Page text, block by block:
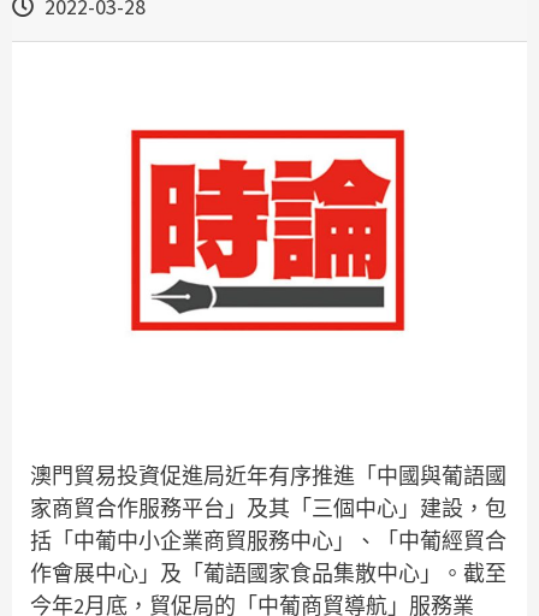
2022-03-28
澳門貿易投資促進局近年有序推進「中國與葡語國
家商貿合作服務平台」及其「三個中心」建設，包
括「中葡中小企業商貿服務中心」、「中葡經貿合
作會展中心」及「葡語國家食品集散中心」。截至
今年2月底，貿促局的「中葡商貿導航」服務業